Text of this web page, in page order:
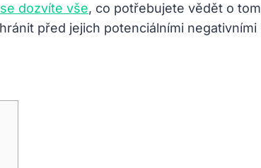
dozvíte vše, co potřebujete vědět o
před jejich potenciálními